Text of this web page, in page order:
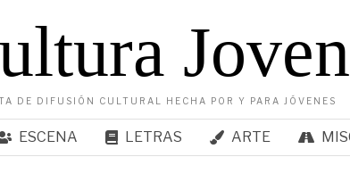
Joven
DE DIFUSIÓN CULTURAL HECHA POR Y PARA JÓVENES
ESCENA LETRAS ARTE